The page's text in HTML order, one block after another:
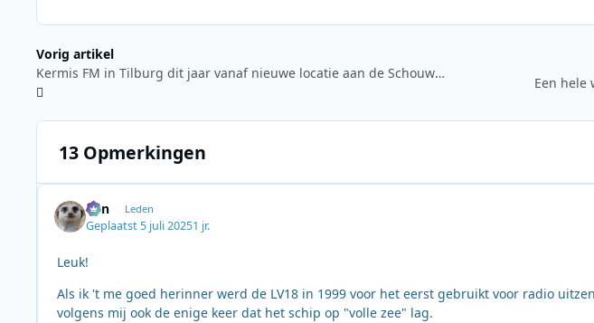
Vorig artikel
Kermis FM in Tilburg dit jaar vanaf nieuwe locatie aan de Schouwburgring
Een hele
13 Opmerkingen
Ben Leden
Geplaatst 5 juli 20251 jr.
Leuk!
Als ik 't me goed herinner werd de LV18 in 1999 voor het eerst gebruikt voor radio
volgens mij ook de enige keer dat het schip op "volle zee" lag.